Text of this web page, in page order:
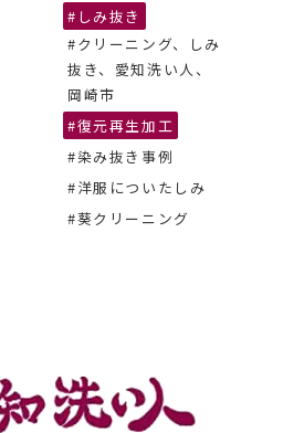
#しみ抜き
#クリーニング、しみ
抜き、愛知洗い人、
岡崎市
#復元再生加工
#染み抜き事例
#洋服についたしみ
#葵クリーニング